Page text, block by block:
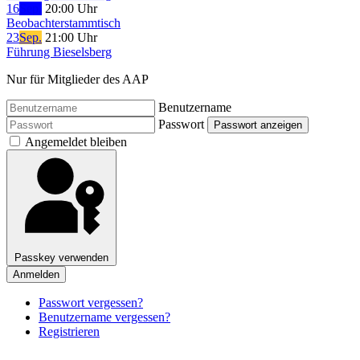
16
20:00 Uhr
Beobachterstammtisch
23Sep. 21:00 Uhr
Führung Bieselsberg
Nur für Mitglieder des AAP
Benutzername
Passwort
Passwort anzeigen
Angemeldet bleiben
Passkey verwenden
Anmelden
Passwort vergessen?
Benutzername vergessen?
Registrieren